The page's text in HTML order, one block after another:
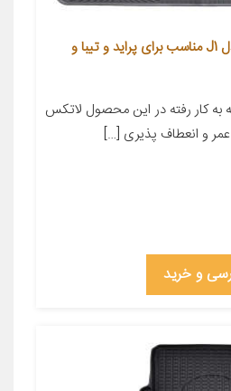
کفپوش خودرو پالمیرا مدل J1 مناسب برای پراید و تیبا و
به کار رفته در این محصول لاتکس
و انعطاف پذیری […]
و خرید